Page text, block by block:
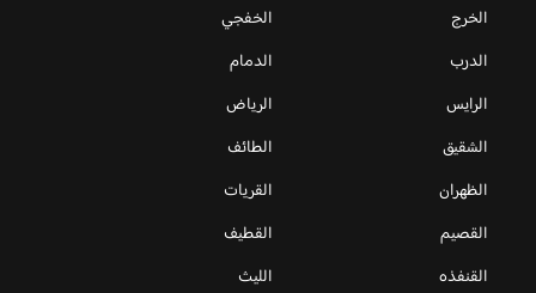
الخرج
الخفجي
الدرب
الدمام
الرايس
الرياض
الشقيق
الطائف
الظهران
القريات
القصيم
القطيف
القنفذه
الليث